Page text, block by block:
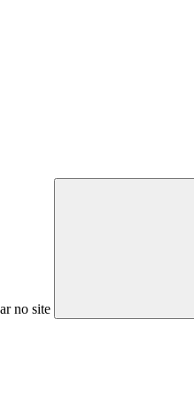
no site